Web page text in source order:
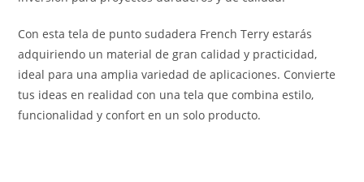
Con esta tela de punto sudadera French Terry estarás
adquiriendo un material de gran calidad y practicidad,
ideal para una amplia variedad de aplicaciones. Convierte
tus ideas en realidad con una tela que combina estilo,
funcionalidad y confort en un solo producto.